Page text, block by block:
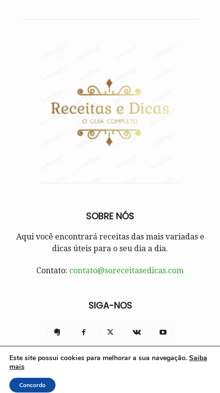
SOBRE NÓS
Aqui você encontrará receitas das mais variadas e
dicas úteis para o seu dia a dia.
Contato: contato@soreceitasedicas.com
SIGA-NOS
© Só Receitas e Dicas 2025 | Todos os direitos reservados.
Este site possui cookies para melhorar a sua navegação. Saiba
mais
Concordo